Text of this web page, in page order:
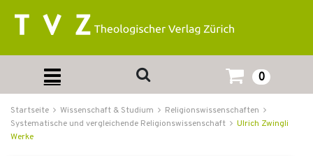
0
Startseite Wissenschaft & Studium
Religionswissenschaften
Systematische und vergleichende Religionswissenschaft
Ulrich Zwingli
Werke